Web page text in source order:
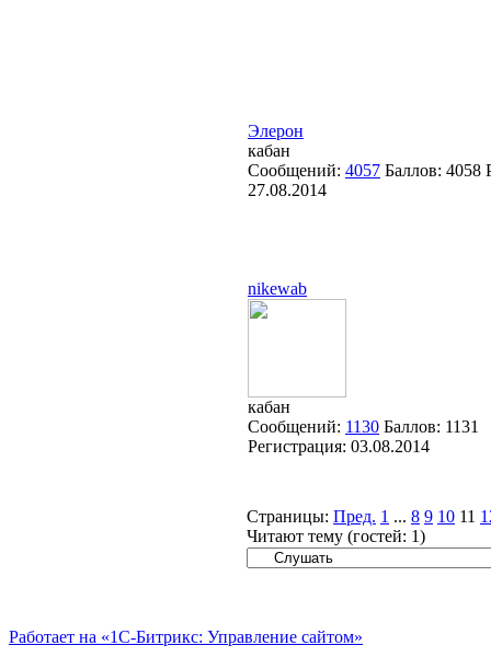
Элерон
кабан
Сообщений: 4057 Баллов: 4058
27.08.2014
nikewab
кабан
Сообщений: 1130 Баллов: 1131
Регистрация: 03.08.2014
Страницы: Пред. 1 ... 8 9 10 11
Читают тему (гостей: 1)
Работает на «1С-Битрикс: Управление сайтом»